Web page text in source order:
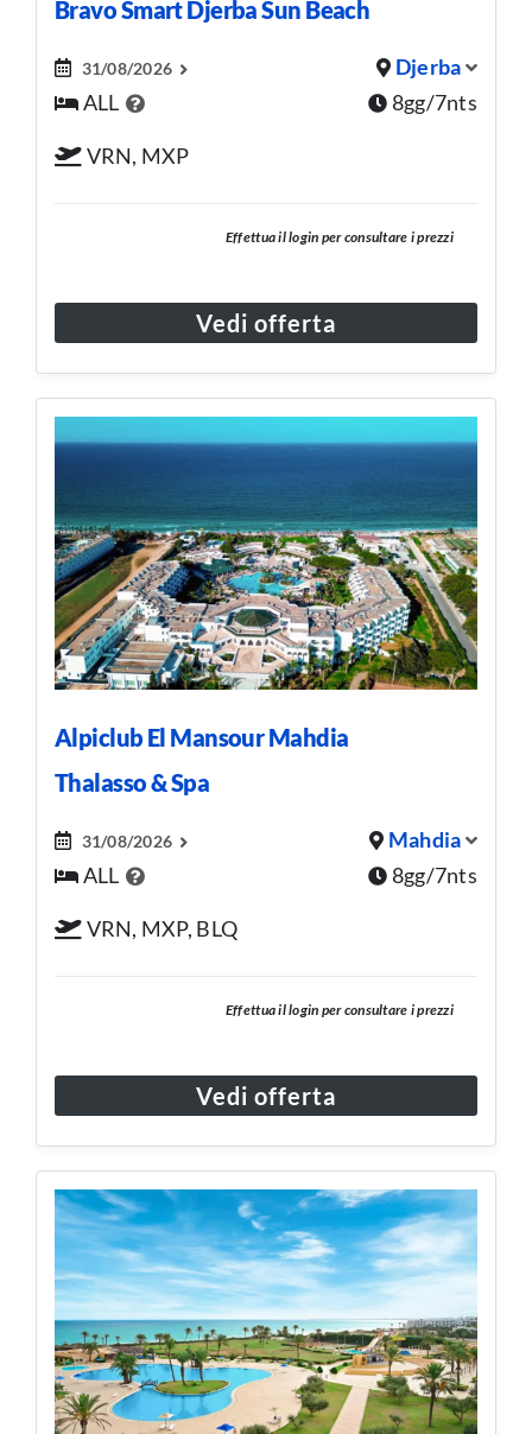
Bravo Smart Djerba Sun Beach
31/08/2026
Djerba
ALL
8gg/7nts
VRN, MXP
Effettua il login per consultare i prezzi
Vedi offerta
Alpiclub El Mansour Mahdia
Thalasso & Spa
31/08/2026
Mahdia
ALL
8gg/7nts
VRN, MXP, BLQ
Effettua il login per consultare i prezzi
Vedi offerta